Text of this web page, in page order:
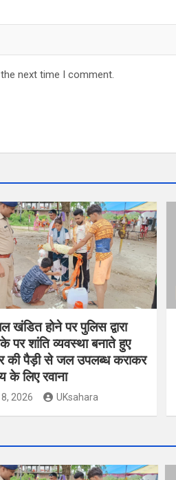
next time I comment.
खंडित होने पर पुलिस द्वारा
पर शांति व्यवस्था बनाते हुए
की पैड़ी से जल उपलब्ध कराकर
के लिए रवाना
2026 UKsahara